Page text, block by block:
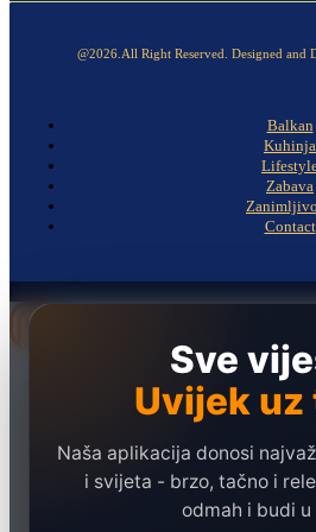
@2026.All Right Reserved. Designed and
Balkan
Kuhinja
Zabava
Contact
Sve
Uvijek uz
Naša aplikacija donosi
i svijeta - brzo, tačno i
odmah i budi u
Društvo
Hronika